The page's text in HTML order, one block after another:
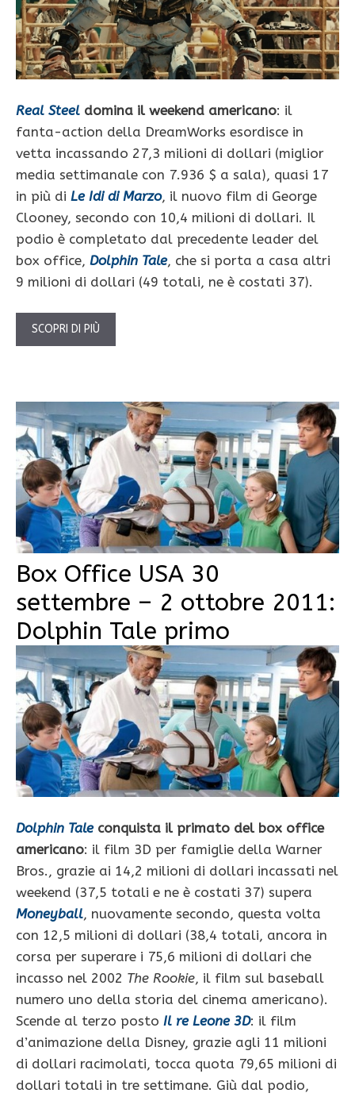
Real Steel domina il weekend americano: il
fanta-action della DreamWorks esordisce in
vetta incassando 27,3 milioni di dollari (miglior
media settimanale con 7.936 $ a sala), quasi 17
in più di Le Idi di Marzo, il nuovo film di George
Clooney, secondo con 10,4 milioni di dollari. Il
podio è completato dal precedente leader del
box office, Dolphin Tale, che si porta a casa altri
9 milioni di dollari (49 totali, ne è costati 37).
SCOPRI DI PIÙ
Box Office USA 30
settembre – 2 ottobre 2011:
Dolphin Tale primo
Dolphin Taleconquista il primato del box office
americano: il film 3D per famiglie della Warner
Bros., grazie ai 14,2 milioni di dollari incassati nel
weekend (37,5 totali e ne è costati 37) supera
Moneyball, nuovamente secondo, questa volta
con 12,5 milioni di dollari (38,4 totali, ancora in
corsa per superare i 75,6 milioni di dollari che
incasso nel 2002 The Rookie, il film sul baseball
numero uno della storia del cinema americano).
Scende al terzo posto Il re Leone 3D: il film
d’animazione della Disney, grazie agli 11 milioni
di dollari racimolati, tocca quota 79,65 milioni di
dollari totali in tre settimane. Giù dal podio,